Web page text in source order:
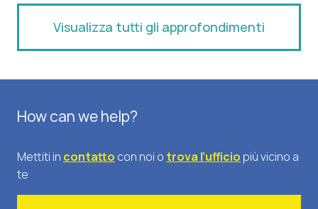
Visualizza tutti gli approfondimenti
How can we help?
Mettiti in contatto con noi o trova l’ufficio più vicino a
te